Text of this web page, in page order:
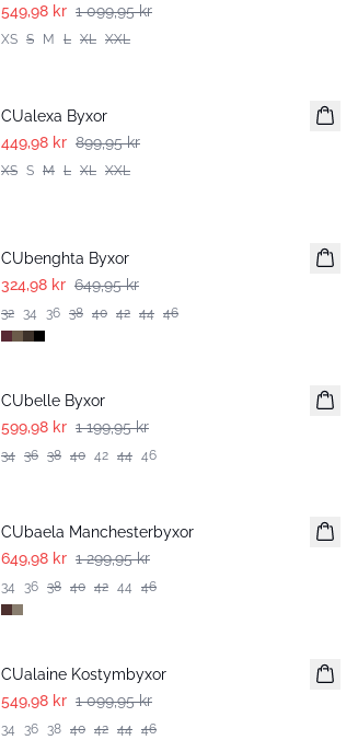
549,98 kr 1 099,95 kr
XS S M L XL XXL
CUalexa Byxor
449,98 kr 899,95 kr
XS S M L XL XXL
CUbenghta Byxor
324,98 kr 649,95 kr
32 34 36 38 40 42 44 46
CUbelle Byxor
599,98 kr 1 199,95 kr
34 36 38 40 42 44 46
CUbaela Manchesterbyxor
649,98 kr 1 299,95 kr
34 36 38 40 42 44 46
CUalaine Kostymbyxor
549,98 kr 1 099,95 kr
34 36 38 40 42 44 46